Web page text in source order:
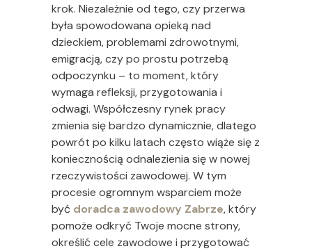
krok. Niezależnie od tego, czy przerwa
była spowodowana opieką nad
dzieckiem, problemami zdrowotnymi,
emigracją, czy po prostu potrzebą
odpoczynku – to moment, który
wymaga refleksji, przygotowania i
odwagi. Współczesny rynek pracy
zmienia się bardzo dynamicznie, dlatego
powrót po kilku latach często wiąże się z
koniecznością odnalezienia się w nowej
rzeczywistości zawodowej. W tym
procesie ogromnym wsparciem może
być doradca zawodowy Zabrze, który
pomoże odkryć Twoje mocne strony,
określić cele zawodowe i przygotować